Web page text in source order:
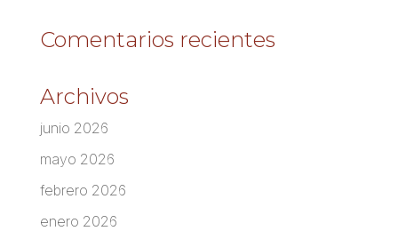
Comentarios recientes
Archivos
junio 2026
mayo 2026
febrero 2026
enero 2026